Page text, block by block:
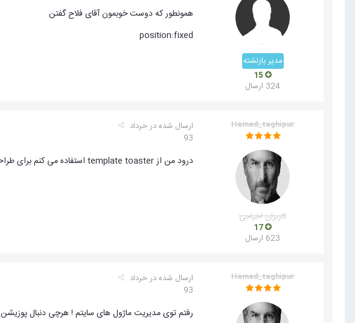
مدیر بازنشته
324 ارسال
همونطور که دوست خوبمون آقای فلاح گفتن
position:fixed
Hamed_taghipur
کاربران اخراجی
623 ارسال
ارسال شده درخرداد
93
درود من از template toaster استفاده می کنم برای طراحی قالب ! این حالتی که فرمودید در کجایی تنظیمات قالب این نرم افزار ها است
Hamed_taghipur ارسال شده درخرداد
93
رفتم توی مدیریت ماژول های سایتم ! هرچی دنبال پوزیشن fixed که شما گفتید گشتم پیدا نکردم ! دوستان توجه کنید من توستر میزنم قالبمو